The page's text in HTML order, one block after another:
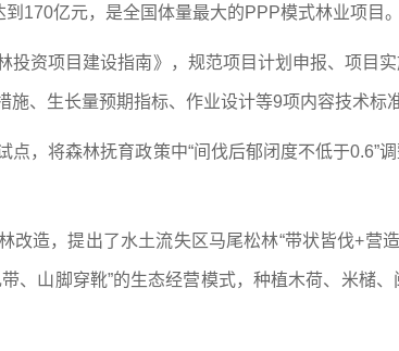
170亿元，是全国体量最大的PPP模式林业项目。
投资项目建设指南》，规范项目计划申报、项目
、生长量预期指标、作业设计等9项内容技术标准
，将森林抚育政策中“间伐后郁闭度不低于0.6”
改造，提出了水土流失区马尾松林“带状皆伐+营
、山脚穿靴”的生态经营模式，种植木荷、米槠